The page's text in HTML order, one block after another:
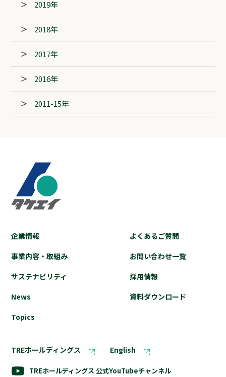
2019年
2018年
2017年
2016年
2011-15年
企業情報
事業内容・取組み
サステナビリティ
News
Topics
よくあるご質問
お問い合わせ⼀覧
採⽤情報
資料ダウンロード
TREホールディングス English
TREホールディングス 公式YouTubeチャンネル